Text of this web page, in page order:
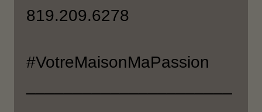
819.209.6278
#VotreMaisonMaPassion